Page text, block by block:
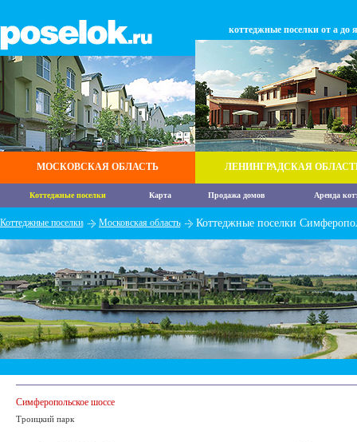
МОСКОВСКАЯ ОБЛАСТЬ
коттеджные поселки от а до я
ЛЕНИНГРАДСКАЯ
Коттеджные поселки Карта Продажа домов Аренда
Коттеджные поселки Московская область Коттеджные поселки
Симферопольское шоссе
Троицкий парк